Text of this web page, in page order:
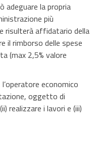
adeguare la propria
più
risulterà affidatario della
il rimborso delle spese
(max 2,5% valore
economico
oggetto di
realizzare i lavori e (iii)